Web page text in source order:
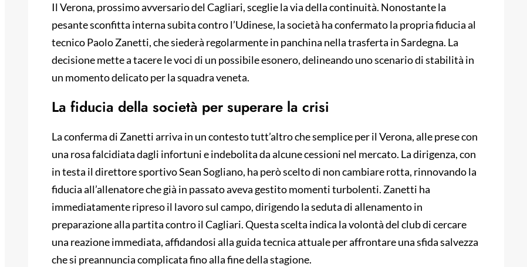
Il Verona, prossimo avversario del Cagliari, sceglie la via della continuità. Nonostante la
pesante sconfitta interna subita contro l’Udinese, la società ha confermato la propria fiducia al
tecnico Paolo Zanetti, che siederà regolarmente in panchina nella trasferta in Sardegna. La
decisione mette a tacere le voci di un possibile esonero, delineando uno scenario di stabilità in
un momento delicato per la squadra veneta.
La fiducia della società per superare la crisi
La conferma di Zanetti arriva in un contesto tutt’altro che semplice per il Verona, alle prese con
una rosa falcidiata dagli infortuni e indebolita da alcune cessioni nel mercato. La dirigenza, con
in testa il direttore sportivo Sean Sogliano, ha però scelto di non cambiare rotta, rinnovando la
fiducia all’allenatore che già in passato aveva gestito momenti turbolenti. Zanetti ha
immediatamente ripreso il lavoro sul campo, dirigendo la seduta di allenamento in
preparazione alla partita contro il Cagliari. Questa scelta indica la volontà del club di cercare
una reazione immediata, affidandosi alla guida tecnica attuale per affrontare una sfida salvezza
che si preannuncia complicata fino alla fine della stagione.